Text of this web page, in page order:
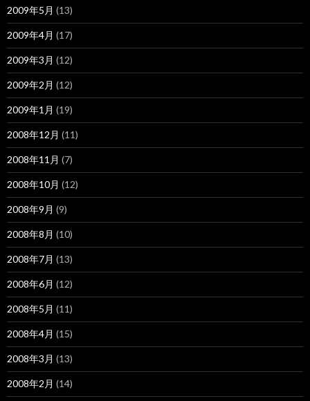
2009年5月 (13)
2009年4月 (17)
2009年3月 (12)
2009年2月 (12)
2009年1月 (19)
2008年12月 (11)
2008年11月 (7)
2008年10月 (12)
2008年9月 (9)
2008年8月 (10)
2008年7月 (13)
2008年6月 (12)
2008年5月 (11)
2008年4月 (15)
2008年3月 (13)
2008年2月 (14)